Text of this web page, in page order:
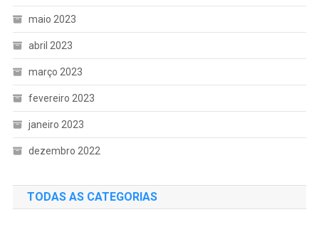
maio 2023
abril 2023
março 2023
fevereiro 2023
janeiro 2023
dezembro 2022
TODAS AS CATEGORIAS